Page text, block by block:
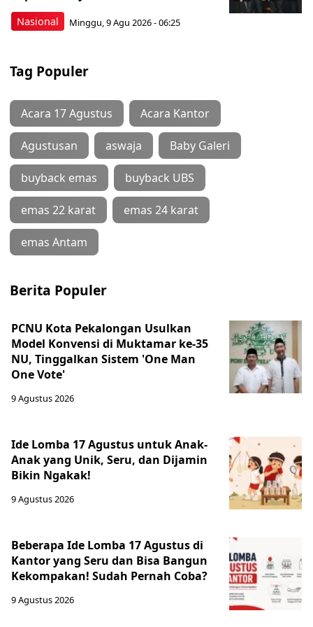
Nasional Minggu, 9 Agu 2026 - 06:25
Tag Populer
Acara 17 Agustus Acara Kantor
Agustusan aswaja Baby Galeri
buyback emas buyback UBS
emas 22 karat emas 24 karat
emas Antam
Berita Populer
PCNU Kota Pekalongan Usulkan
Model Konvensi di Muktamar ke-35
NU, Tinggalkan Sistem 'One Man
One Vote'
9 Agustus 2026
Ide Lomba 17 Agustus untuk Anak-
Anak yang Unik, Seru, dan Dijamin
Bikin Ngakak!
9 Agustus 2026
Beberapa Ide Lomba 17 Agustus di
Kantor yang Seru dan Bisa Bangun
Kekompakan! Sudah Pernah Coba?
9 Agustus 2026